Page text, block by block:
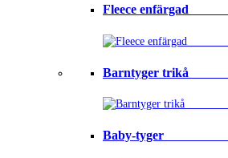
Fleece
Barntyger
Baby-